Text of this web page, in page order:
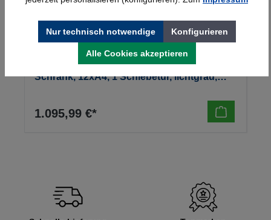
Kerkmann Prospekt- u. Zeitschriften-
Schrank, 12xA4, 1 Schiebetür, lichtgrau,
1.095,99 €*
Nur technisch notwendige Konfigurieren
Alle Cookies akzeptieren